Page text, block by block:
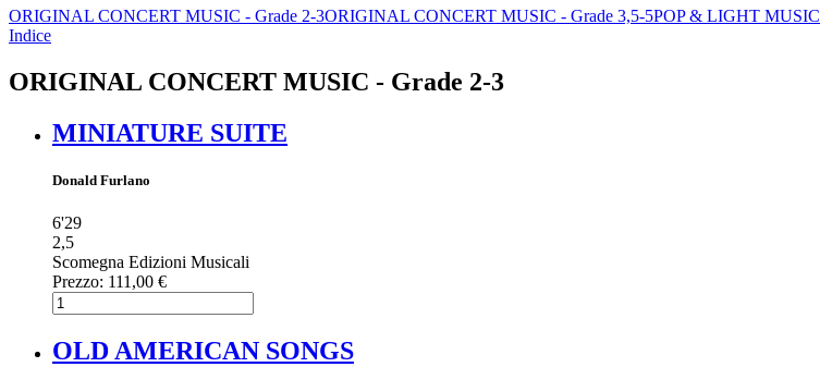
ORIGINAL CONCERT MUSIC - Grade 2-3ORIGINAL CONCERT MUSIC - Grade 3,5-5POP & LIGHT MUSIC
Indice
ORIGINAL CONCERT MUSIC - Grade 2-3
MINIATURE SUITE
Donald Furlano
6'29
2,5
Scomegna Edizioni Musicali
Prezzo: 111,00 €
OLD AMERICAN SONGS